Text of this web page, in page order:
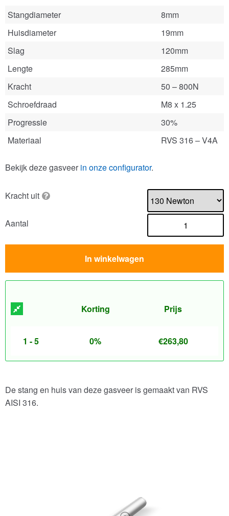
Stangdiameter
8mm
Huisdiameter
19mm
Slag
120mm
Lengte
285mm
Kracht
50 – 800N
Schroefdraad
M8 x 1.25
Progressie
30%
Materiaal
RVS 316 – V4A
Bekijk deze gasveer in onze configurator.
Kracht uit
Aantal
In winkelwagen
Korting Prijs
1 - 5 0% €263,80
De stang en huis van deze gasveer is gemaakt van RVS
AISI 316.